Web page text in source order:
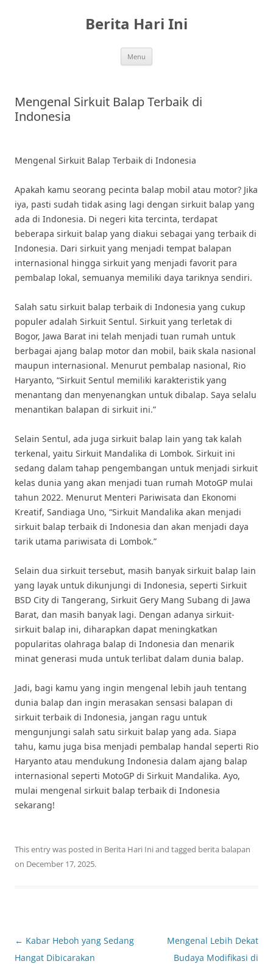
Berita Hari Ini
Menu
Mengenal Sirkuit Balap Terbaik di
Indonesia
Mengenal Sirkuit Balap Terbaik di Indonesia
Apakah kamu seorang pecinta balap mobil atau motor? Jika
iya, pasti sudah tidak asing lagi dengan sirkuit balap yang
ada di Indonesia. Di negeri kita tercinta, terdapat
beberapa sirkuit balap yang diakui sebagai yang terbaik di
Indonesia. Dari sirkuit yang menjadi tempat balapan
internasional hingga sirkuit yang menjadi favorit para
pembalap lokal, semuanya memiliki daya tariknya sendiri.
Salah satu sirkuit balap terbaik di Indonesia yang cukup
populer adalah Sirkuit Sentul. Sirkuit yang terletak di
Bogor, Jawa Barat ini telah menjadi tuan rumah untuk
berbagai ajang balap motor dan mobil, baik skala nasional
maupun internasional. Menurut pembalap nasional, Rio
Haryanto, “Sirkuit Sentul memiliki karakteristik yang
menantang dan menyenangkan untuk dibalap. Saya selalu
menantikan balapan di sirkuit ini.”
Selain Sentul, ada juga sirkuit balap lain yang tak kalah
terkenal, yaitu Sirkuit Mandalika di Lombok. Sirkuit ini
sedang dalam tahap pengembangan untuk menjadi sirkuit
kelas dunia yang akan menjadi tuan rumah MotoGP mulai
tahun 2022. Menurut Menteri Pariwisata dan Ekonomi
Kreatif, Sandiaga Uno, “Sirkuit Mandalika akan menjadi
sirkuit balap terbaik di Indonesia dan akan menjadi daya
tarik utama pariwisata di Lombok.”
Selain dua sirkuit tersebut, masih banyak sirkuit balap lain
yang layak untuk dikunjungi di Indonesia, seperti Sirkuit
BSD City di Tangerang, Sirkuit Gery Mang Subang di Jawa
Barat, dan masih banyak lagi. Dengan adanya sirkuit-
sirkuit balap ini, diharapkan dapat meningkatkan
popularitas olahraga balap di Indonesia dan menarik
minat generasi muda untuk terlibat dalam dunia balap.
Jadi, bagi kamu yang ingin mengenal lebih jauh tentang
dunia balap dan ingin merasakan sensasi balapan di
sirkuit terbaik di Indonesia, jangan ragu untuk
mengunjungi salah satu sirkuit balap yang ada. Siapa
tahu, kamu juga bisa menjadi pembalap handal seperti Rio
Haryanto atau mendukung Indonesia dalam ajang balap
internasional seperti MotoGP di Sirkuit Mandalika. Ayo,
mulai mengenal sirkuit balap terbaik di Indonesia
sekarang!
This entry was posted in Berita Hari Iniand tagged berita balapan
on December 17, 2025.
Post
navigation
← Kabar Heboh yang Sedang
Hangat Dibicarakan
Mengenal Lebih Dekat
Budaya Modifikasi di